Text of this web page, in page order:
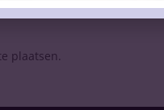
plaatsen.